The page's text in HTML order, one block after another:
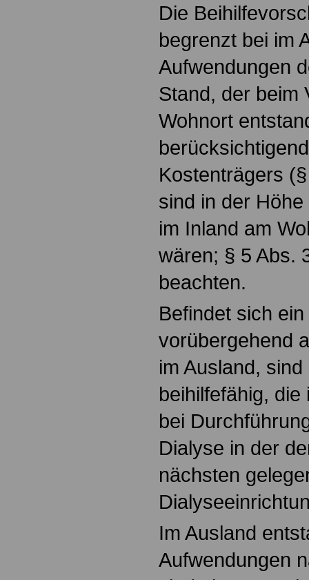
Die
begrenzt bei im
Aufwendungen
Stand, der beim
Wohnort
Kostenträgers
sind in der
im Inland am
wären; § 5 Abs.
beachten.
Befindet sich
vorübergehend
im Ausland,
beihilfefähig,
bei
Dialyse in der
nächsten
Im Ausland
Aufwendungen